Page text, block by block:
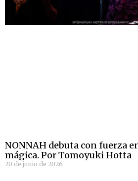
NONNAH debuta con fuerza
mágica. Por Tomoyuki Hotta
20 de junio de 2026